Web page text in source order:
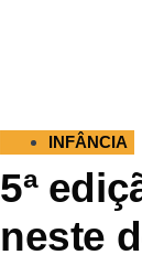
INFÂNCIA
5ª
neste